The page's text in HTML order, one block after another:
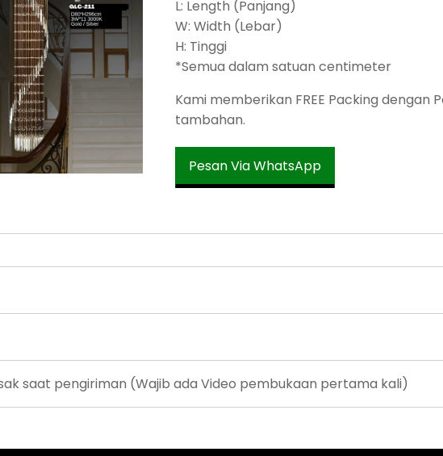
L: Length (Panjang)
W: Width (Lebar)
H: Tinggi
*Semua dalam satuan centimeter
Kami memberikan FREE Packing dengan
tambahan.
Pesan Via WhatsApp
saat pengiriman (Wajib ada Video pembukaan pertama kali)